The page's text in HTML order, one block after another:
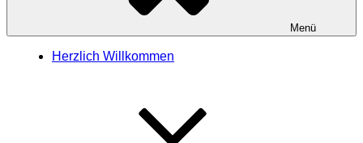
Menü
Herzlich Willkommen